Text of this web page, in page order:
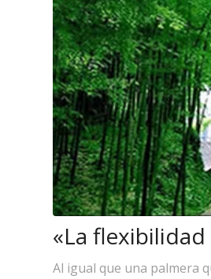
«La
Al igual que una palmera